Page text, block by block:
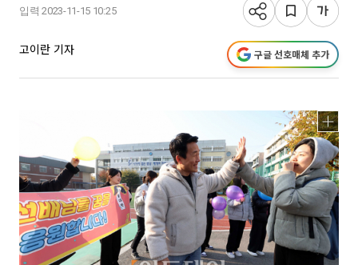
입력 2023-11-15 10:25
고이란 기자 구글 선호매체 추가